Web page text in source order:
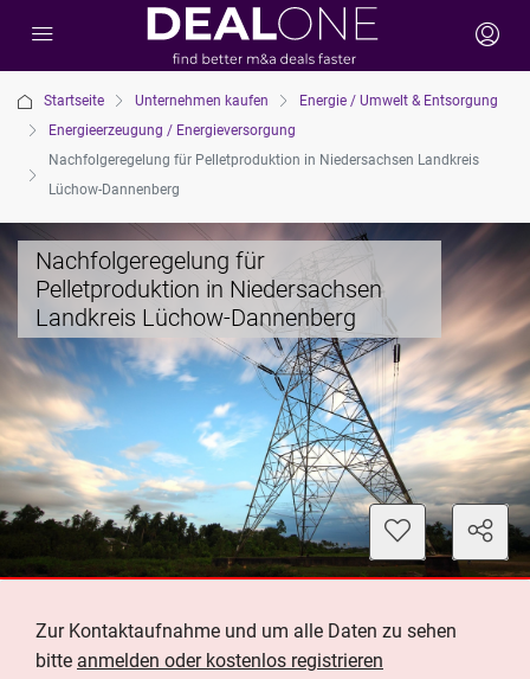
Startseite Unternehmen kaufen
Energie / Umwelt & Entsorgung
Energieerzeugung / Energieversorgung
Nachfolgeregelung für Pelletproduktion in Niedersachsen Landkreis
Lüchow-Dannenberg
Nachfolgeregelung für
Pelletproduktion in Niedersachsen
Landkreis Lüchow-Dannenberg
Zur Kontaktaufnahme und um alle Daten zu sehen
bitte anmelden oder kostenlos registrieren